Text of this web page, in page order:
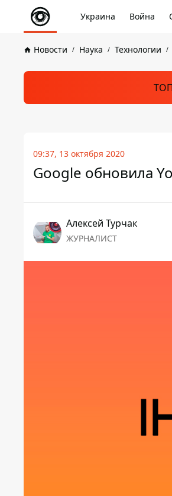
Украина Война
Новости Наука Технологии
09:37, 13 октября 2020
Google обновила
Алексей Турчак
ЖУРНАЛИСТ